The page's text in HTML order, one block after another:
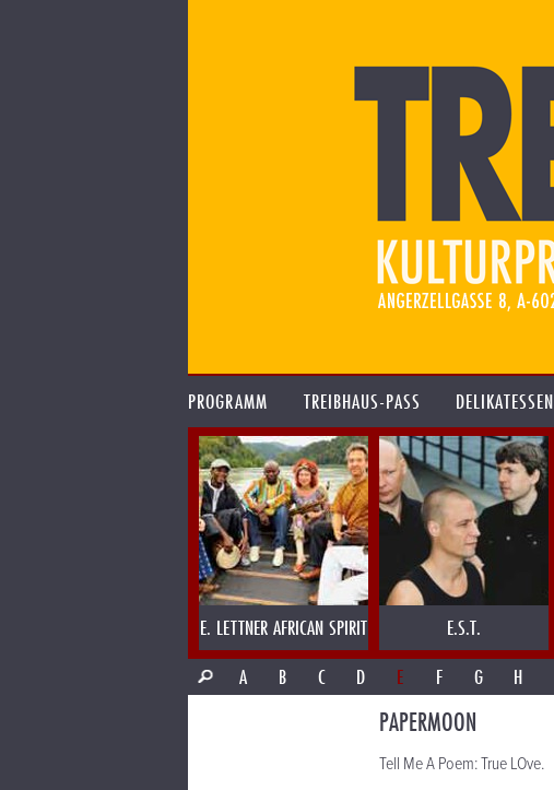
PROGRAMM TREIBHAUS-PASS DELIKATESSEN
E. LETTNER AFRICAN SPIRIT E.S.T.
A
B C D E F G H
PAPERMOON
Tell Me A Poem: True LOve.